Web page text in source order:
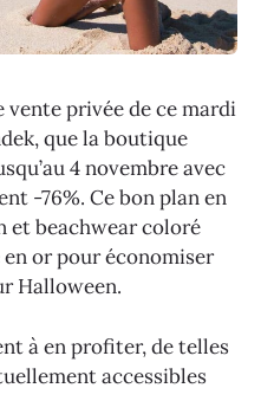
privée de ce mardi
que la boutique
4 novembre avec
-76%. Ce bon plan en
et beachwear coloré
or pour économiser
Halloween.
à en profiter, de telles
accessibles